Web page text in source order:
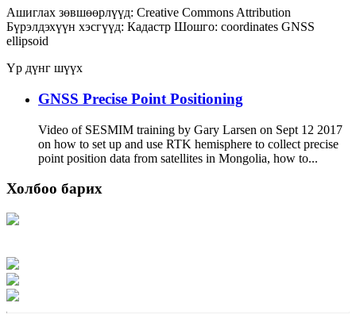
Ашиглах зөвшөөрлүүд: Creative Commons Attribution
Бүрэлдэхүүн хэсгүүд: Кадастр Шошго: coordinates GNSS
ellipsoid
Үр дүнг шүүх
GNSS Precise Point Positioning
Video of SESMIM training by Gary Larsen on Sept 12 2017
on how to set up and use RTK hemisphere to collect precise
point position data from satellites in Mongolia, how to...
Холбоо барих